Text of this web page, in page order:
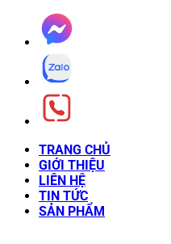
TRANG CHỦ
GIỚI THIỆU
LIÊN HỆ
TIN TỨC
SẢN PHẨM